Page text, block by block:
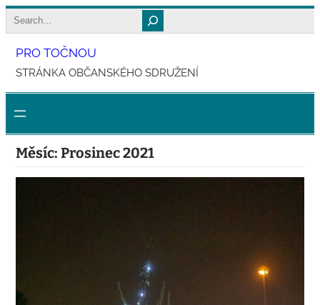
Přeskočit
na
obsah
Search
PRO TOČNOU
STRÁNKA OBČANSKÉHO SDRUŽENÍ
Měsíc: Prosinec 2021